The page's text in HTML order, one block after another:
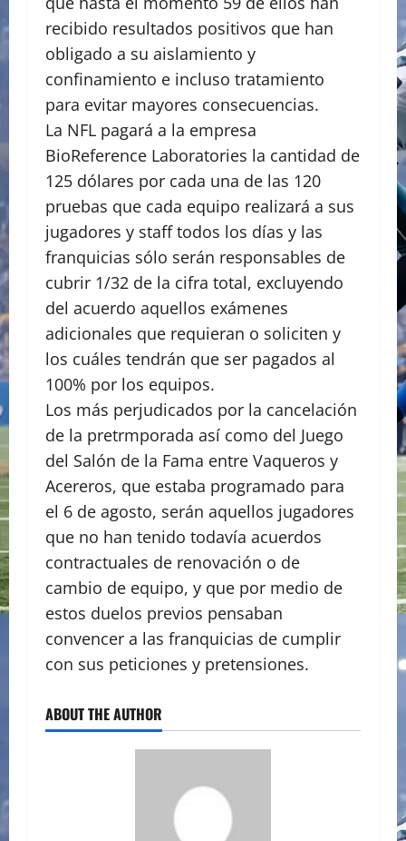
recibido resultados positivos que han
obligado a su aislamiento y
confinamiento e incluso tratamiento
para evitar mayores consecuencias.
La NFL pagará a la empresa
BioReference Laboratories la cantidad de
125 dólares por cada una de las 120
pruebas que cada equipo realizará a sus
jugadores y staff todos los días y las
franquicias sólo serán responsables de
cubrir 1/32 de la cifra total, excluyendo
del acuerdo aquellos exámenes
adicionales que requieran o soliciten y
los cuáles tendrán que ser pagados al
100% por los equipos.
Los más perjudicados por la cancelación
de la pretrmporada así como del Juego
del Salón de la Fama entre Vaqueros y
Acereros, que estaba programado para
el 6 de agosto, serán aquellos jugadores
que no han tenido todavía acuerdos
contractuales de renovación o de
cambio de equipo, y que por medio de
estos duelos previos pensaban
convencer a las franquicias de cumplir
con sus peticiones y pretensiones.
ABOUT THE AUTHOR